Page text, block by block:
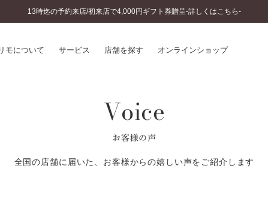
13時迄の予約来店/初来店で4,000円ギフト券贈呈-詳しくはこちら-
モについて サービス 店舗を探す オンラインショップ
のこだわり
婚約指輪とは
結婚指輪とは
セットリングとは
Voice
お客様の声
全国の店舗に届いた、お客様からの嬉しい声をご紹介します